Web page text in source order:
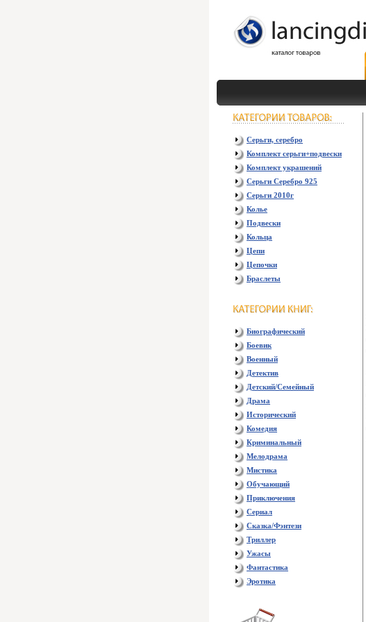
Серьги, серебро
Комплект серьги+подвески
Комплект украшений
Серьги Серебро 925
Серьги 2010г
Колье
Подвески
Кольца
Цепи
Цепочки
Браслеты
Биографический
Боевик
Военный
Детектив
Детский/Семейный
Драма
Исторический
Комедия
Криминальный
Мелодрама
Мистика
Обучающий
Приключения
Сериал
Сказка/Фэнтези
Триллер
Ужасы
Фантастика
Эротика